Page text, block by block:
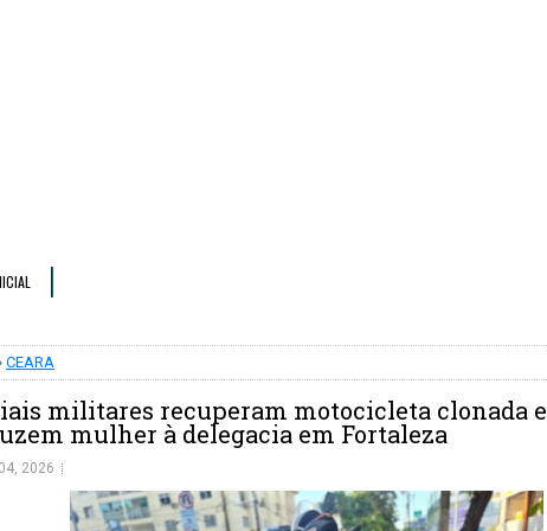
CEARA
militares recuperam motocicleta clonada e
mulher à delegacia em Fortaleza
2026